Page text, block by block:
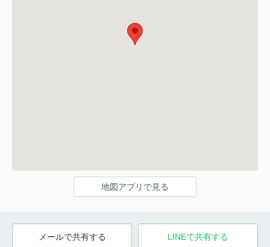
地図アプリで見る
メールで共有する LINEで共有する